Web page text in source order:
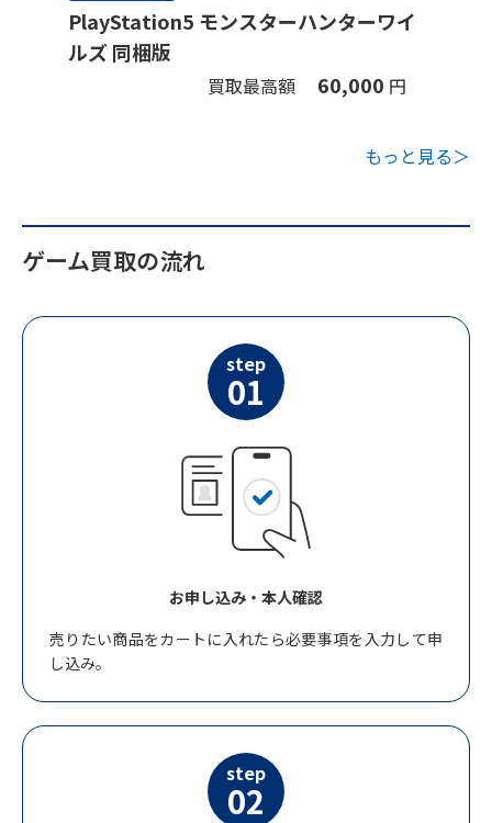
PlayStation5 モンスターハンターワイ
ルズ 同梱版
買取最高額 60,000 円
もっと見る＞
ゲーム買取の流れ
step
01
お申し込み・本人確認
売りたい商品をカートに入れたら必要事項を入力して申
し込み。
step
02